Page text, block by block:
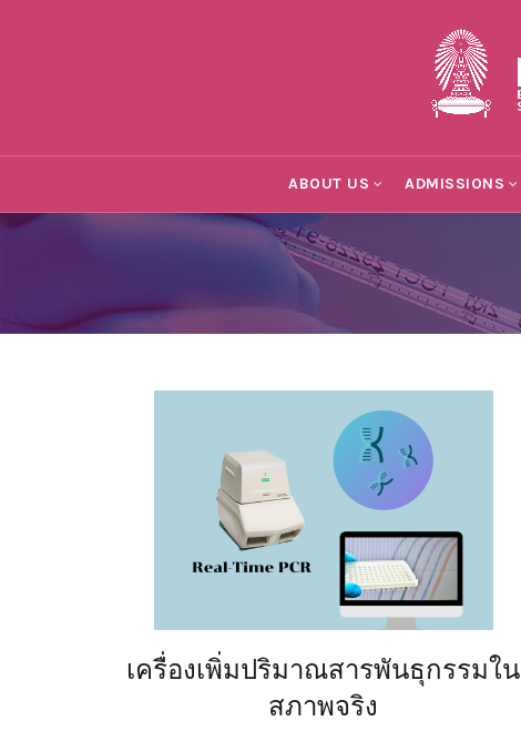
ABOUT US ADMISSIONS
เครื่องเพิ่มปริมาณสารพันธุกรรมใน
สภาพจริง